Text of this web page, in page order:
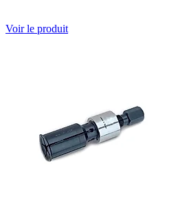
Voir le produit